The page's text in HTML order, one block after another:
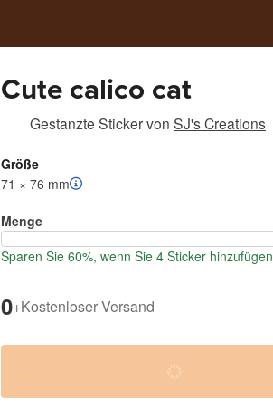
Cute calico cat
Gestanzte Stickervon SJ's Creations
Größe
71 × 76 mm
Menge
Sparen Sie 60%, wenn Sie 4 Sticker hinzufügen
0+Kostenloser Versand